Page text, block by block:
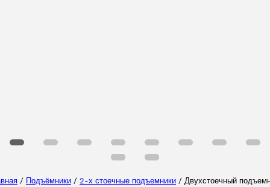
/ Подъёмники / 2-х стоечные подъемники / Двухстоечный